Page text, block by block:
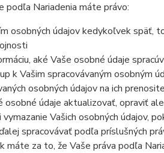
podľa Nariadenia máte právo:
osobných údajov kedykoľvek späť,
aké Vaše osobné údaje
k Vašim spracovávaným osobným
osobných údajov na ich
osobné údaje aktualizovať, opraviť
Vašich osobných údajov,
spracovávať podľa príslušných
máte za to, že Vaše práva podľa